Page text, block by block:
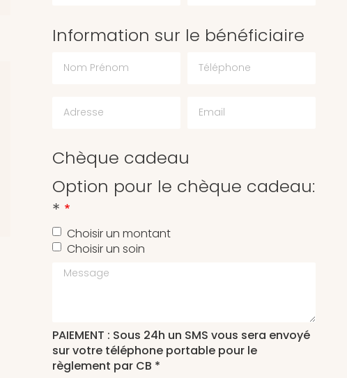
Information sur le bénéficiaire
Chèque cadeau
Option pour le chèque cadeau:
*
Choisir un montant
Choisir un soin
Message
PAIEMENT : Sous 24h un SMS vous sera envoyé
sur votre téléphone portable pour le
règlement par CB *